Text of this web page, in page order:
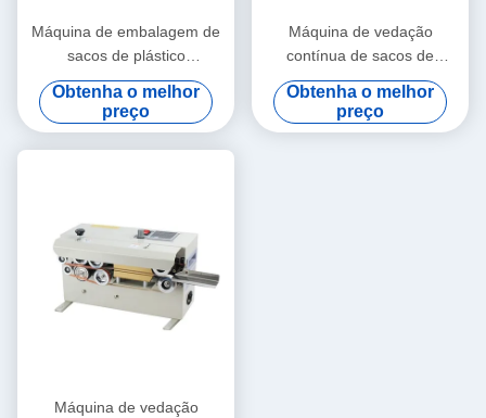
Máquina de embalagem de
sacos de plástico
semiautomática de 220 V
Obtenha o melhor
preço
Máquina de vedação
contínua de sacos de
poupança de energia de alta
eficiência para bebidas
Obtenha o melhor
preço
Máquina de vedação